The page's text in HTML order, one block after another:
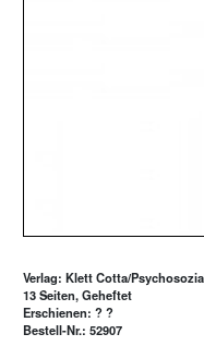
Verlag: Klett Cotta/
13 Seiten, Geheftet
Erschienen: ? ?
Bestell-Nr.: 52907